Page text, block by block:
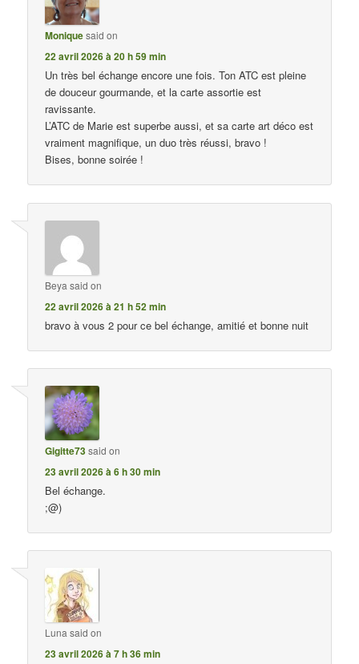
Moniquesaid on
22 avril 2026 à 20 h 59 min
Un très bel échange encore une fois. Ton ATC est pleine
de douceur gourmande, et la carte assortie est
ravissante.
L’ATC de Marie est superbe aussi, et sa carte art déco est
vraiment magnifique, un duo très réussi, bravo !
Bises, bonne soirée !
Beya said on
22 avril 2026 à 21 h 52 min
bravo à vous 2 pour ce bel échange, amitié et bonne nuit
Gigitte73said on
23 avril 2026 à 6 h 30 min
Bel échange.
;@)
Lunasaid on
23 avril 2026 à 7 h 36 min